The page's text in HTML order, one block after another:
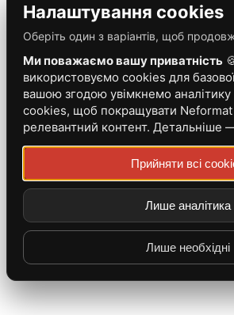
Налаштування cookies
Оберіть один з варіантів, щоб
Ми поважаємо вашу приватність
використовуємо cookies для
вашою згодою увімкнемо аналітику
cookies, щоб покращувати Neformat
релевантний контент. Детальніше
Прийняти всі
Лише аналітика
Лише необхідні